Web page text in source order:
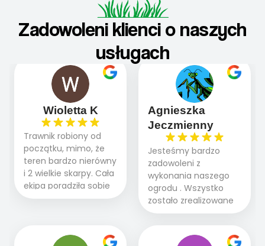
Zadowoleni klienci o naszych
usługach
Wioletta K
Trawnik robiony od
początku, mimo, że
teren bardzo nierówny
i 2 wielkie skarpy. Cała
ekipa poradziła sobie
WSPANIALE od
panowie wiedzą co
Agnieszka
Jeczmienny
Jesteśmy bardzo
zadowoleni z
wykonania naszego
ogrodu . Wszystko
zostało zrealizowane
fachowo, rzetelnie i
oczekiwaniami. Prace